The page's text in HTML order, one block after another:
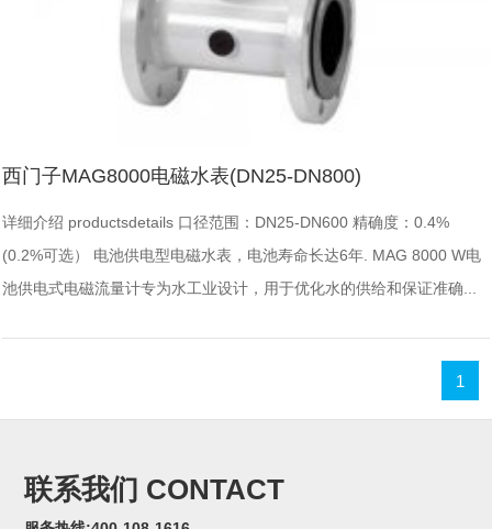
西门子MAG8000电磁水表(DN25-DN800)
详细介绍 productsdetails 口径范围：DN25-DN600 精确度：0.4%
(0.2%可选） 电池供电型电磁水表，电池寿命长达6年. MAG 8000 W电
池供电式电磁流量计专为水工业设计，用于优化水的供给和保证准确...
1
联系我们 CONTACT